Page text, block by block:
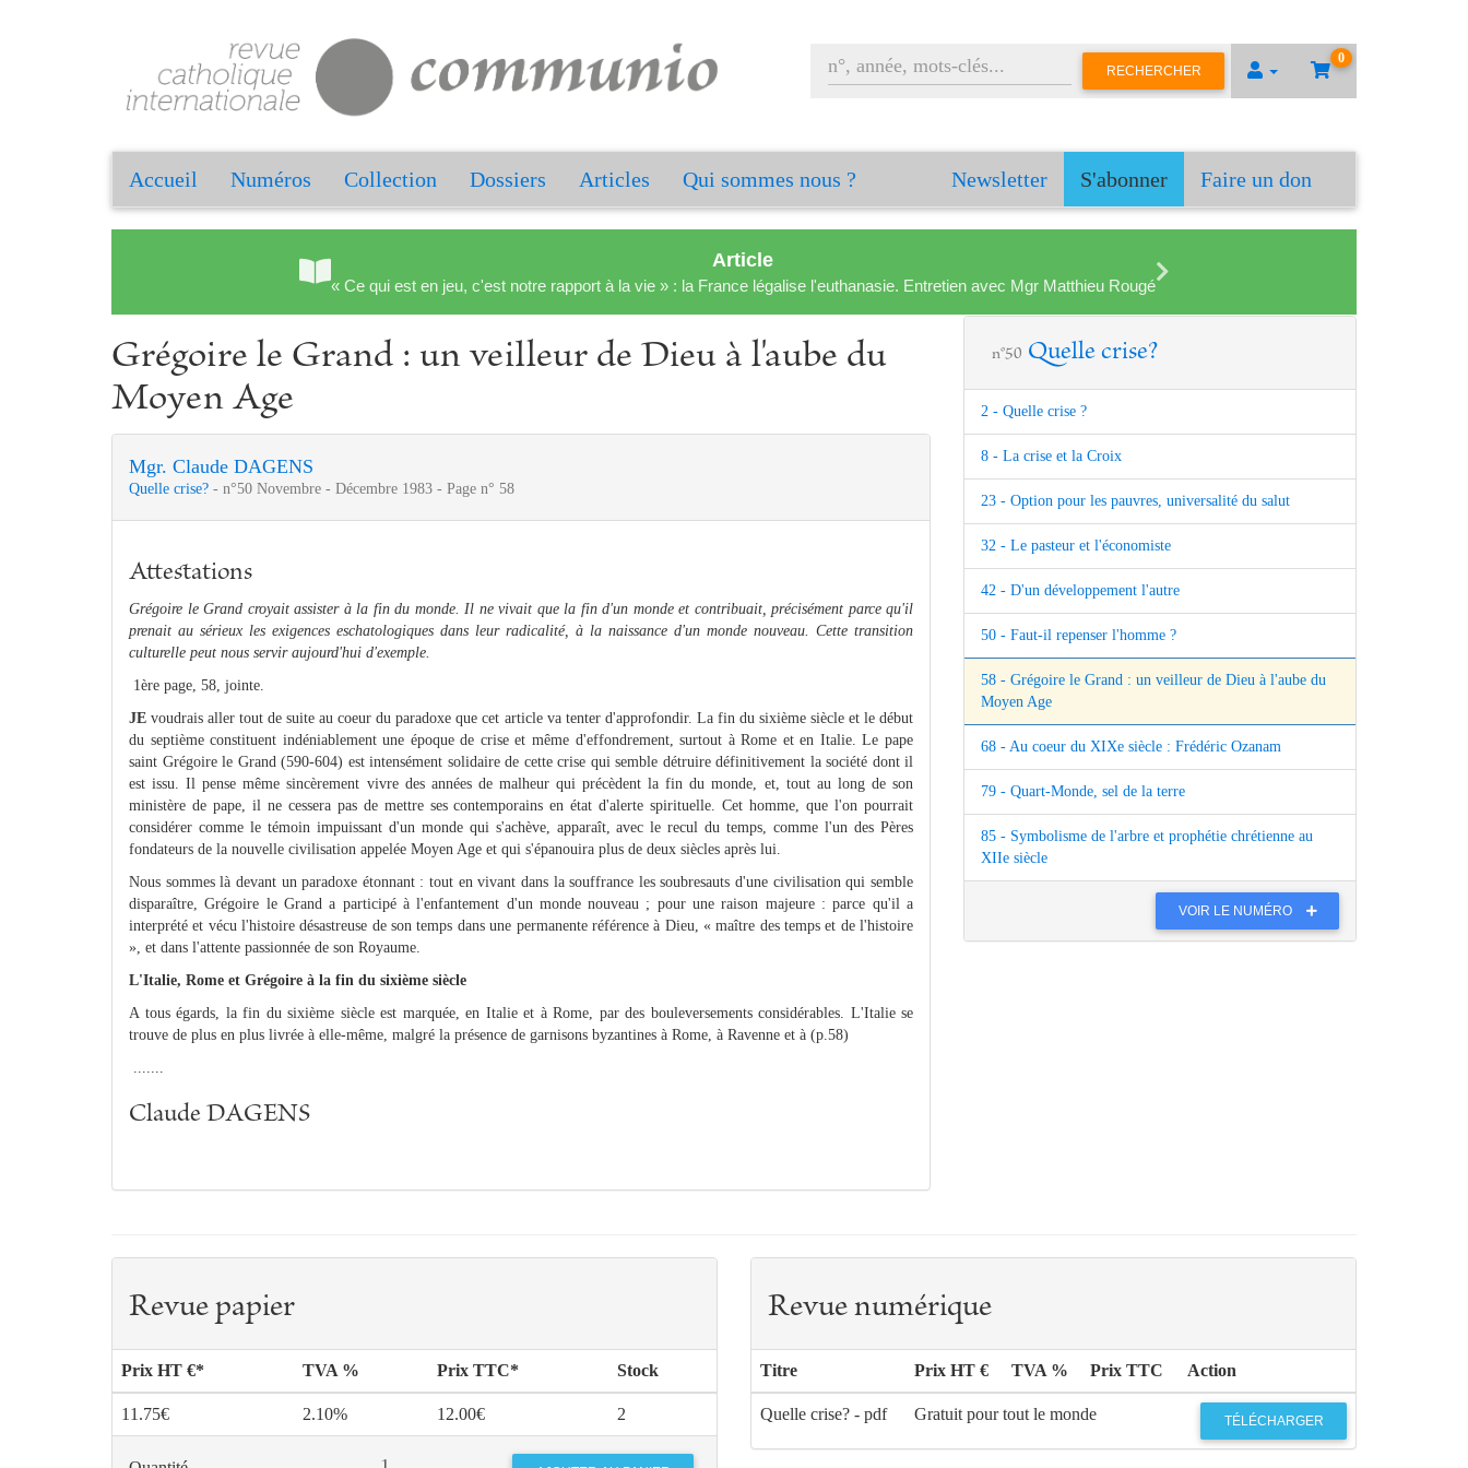
0
RECHERCHER
Accueil Numéros Collection Dossiers Articles Qui sommes nous ? Newsletter S'abonner Faire un don
Article
« Ce qui est en jeu, c'est notre rapport à la vie » : la France légalise l'euthanasie. Entretien avec Mgr Matthieu Rougé
Grégoire le Grand : un veilleur de Dieu à l'aube du
Moyen Age
Mgr. Claude DAGENS
Quelle crise? - n°50 Novembre - Décembre 1983 - Page n° 58
Attestations
Grégoire le Grand croyait assister à la fin du monde. Il ne vivait que la fin d'un monde et contribuait, précisément parce qu'il
prenait au sérieux les exigences eschatologiques dans leur radicalité, à la naissance d'un monde nouveau. Cette transition
culturelle peut nous servir aujourd'hui d'exemple.
1ère page, 58, jointe.
JE voudrais aller tout de suite au coeur du paradoxe que cet article va tenter d'approfondir. La fin du sixième siècle et le début
du septième constituent indéniablement une époque de crise et même d'effondrement, surtout à Rome et en Italie. Le pape
saint Grégoire le Grand (590-604) est intensément solidaire de cette crise qui semble détruire définitivement la société dont il
est issu. Il pense même sincèrement vivre des années de malheur qui précèdent la fin du monde, et, tout au long de son
ministère de pape, il ne cessera pas de mettre ses contemporains en état d'alerte spirituelle. Cet homme, que l'on pourrait
considérer comme le témoin impuissant d'un monde qui s'achève, apparaît, avec le recul du temps, comme l'un des Pères
fondateurs de la nouvelle civilisation appelée Moyen Age et qui s'épanouira plus de deux siècles après lui.
Nous sommes là devant un paradoxe étonnant : tout en vivant dans la souffrance les soubresauts d'une civilisation qui semble
disparaître, Grégoire le Grand a participé à l'enfantement d'un monde nouveau ; pour une raison majeure : parce qu'il a
interprété et vécu l'histoire désastreuse de son temps dans une permanente référence à Dieu, « maître des temps et de l'histoire
», et dans l'attente passionnée de son Royaume.
L'Italie, Rome et Grégoire à la fin du sixième siècle
A tous égards, la fin du sixième siècle est marquée, en Italie et à Rome, par des bouleversements considérables. L'Italie se
trouve de plus en plus livrée à elle-même, malgré la présence de garnisons byzantines à Rome, à Ravenne et à (p.58)
.......
Claude DAGENS
n°50 Quelle crise?
2 - Quelle crise ?
8 - La crise et la Croix
23 - Option pour les pauvres, universalité du salut
32 - Le pasteur et l'économiste
42 - D'un développement l'autre
50 - Faut-il repenser l'homme ?
58 - Grégoire le Grand : un veilleur de Dieu à l'aube du
Moyen Age
68 - Au coeur du XIXe siècle : Frédéric Ozanam
79 - Quart-Monde, sel de la terre
85 - Symbolisme de l'arbre et prophétie chrétienne au
XIIe siècle
VOIR LE NUMÉRO
Revue papier
Prix HT €* TVA % Prix TTC* Stock
11.75€ 2.10% 12.00€ 2
Revue numérique
Titre Prix HT € TVA % Prix TTC Action
Quelle crise? - pdf Gratuit pour tout le monde TÉLÉCHARGER